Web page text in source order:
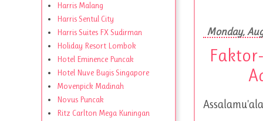
Monday,
Harris Malang
Harris Sentul City
Harris Suites FX Sudirman
Holiday Resort Lombok
Hotel Eminence Puncak
Hotel Nuve Bugis Singapore
Movenpick Madinah
Novus Puncak
Ritz Carlton Mega Kuningan